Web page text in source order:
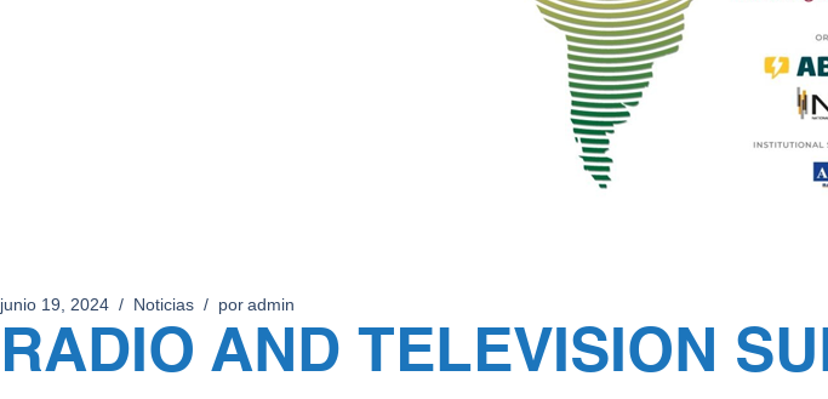
junio 19, 2024 Noticias poradmin
RADIO AND TELEVISION